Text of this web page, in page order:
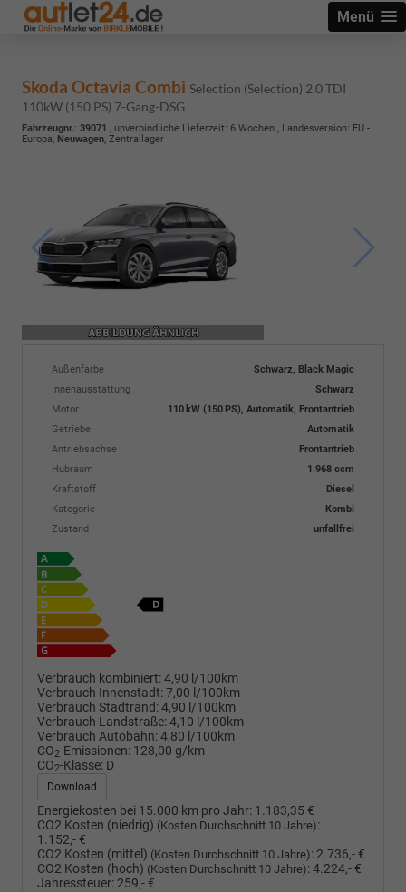
Menü
Skoda Octavia Combi Selection (Selection) 2.0 TDI
110kW (150 PS) 7-Gang-DSG
Fahrzeugnr.: 39071 , unverbindliche Lieferzeit: 6 Wochen , Landesversion: EU -
Europa, Neuwagen, Zentrallager
Außenfarbe
Schwarz, Black Magic
Innenausstattung
Schwarz
Motor
110 kW (150 PS), Automatik, Frontantrieb
Getriebe
Automatik
Antriebsachse
Frontantrieb
Hubraum
1.968 ccm
Kraftstoff
Diesel
Kategorie
Kombi
Zustand
unfallfrei
Verbrauch kombiniert:4,90 l/100km
Verbrauch Innenstadt:7,00 l/100km
Verbrauch Stadtrand:4,90 l/100km
Verbrauch Landstraße:4,10 l/100km
Verbrauch Autobahn:4,80 l/100km
CO2-Emissionen: 128,00 g/km
CO2-Klasse: D
Download
Energiekosten bei 15.000 km pro Jahr: 1.183,35 €
CO2 Kosten (niedrig) (Kosten Durchschnitt 10 Jahre):
1.152,- €
CO2 Kosten (mittel) (Kosten Durchschnitt 10 Jahre): 2.736,- €
CO2 Kosten (hoch) (Kosten Durchschnitt 10 Jahre):4.224,- €
Jahressteuer: 259,- €